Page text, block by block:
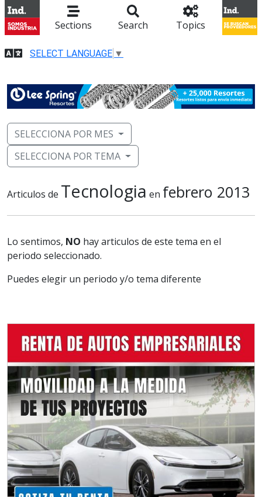
Sections Search Topics
SELECT LANGUAGE ▼
SELECCIONA POR MES
SELECCIONA POR TEMA
Articulos de Tecnologia en febrero 2013
Lo sentimos, NO hay articulos de este tema en el
periodo seleccionado.
Puedes elegir un periodo y/o tema diferente